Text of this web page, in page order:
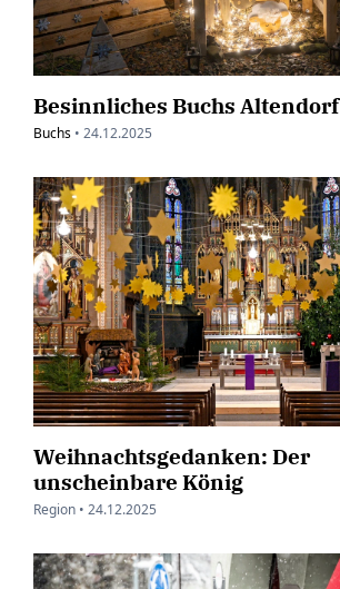
Besinnliches Buchs Altendorf
Buchs • 24.12.2025
Weihnachtsgedanken: Der
unscheinbare König
Region • 24.12.2025